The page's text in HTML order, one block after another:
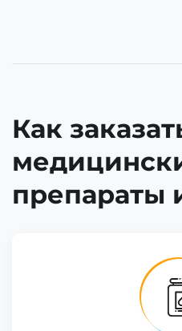
Как
препараты